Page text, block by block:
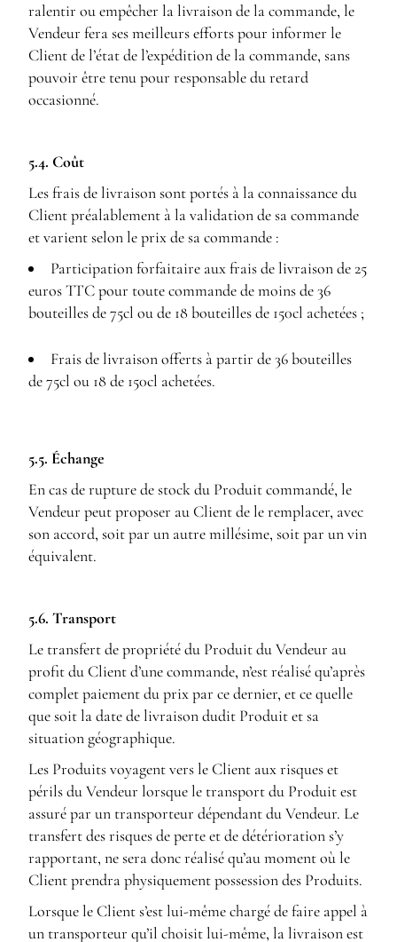
ralentir ou empêcher la livraison de la commande, le
Vendeur fera ses meilleurs efforts pour informer le
Client de l’état de l’expédition de la commande, sans
pouvoir être tenu pour responsable du retard
occasionné.
5.4. Coût
Les frais de livraison sont portés à la connaissance du
Client préalablement à la validation de sa commande
et varient selon le prix de sa commande :
Participation forfaitaire aux frais de livraison de 25
euros TTC pour toute commande de moins de 36
bouteilles de 75cl ou de 18 bouteilles de 150cl achetées ;
Frais de livraison offerts à partir de 36 bouteilles
de 75cl ou 18 de 150cl achetées.
5.5. Échange
En cas de rupture de stock du Produit commandé, le
Vendeur peut proposer au Client de le remplacer, avec
son accord, soit par un autre millésime, soit par un vin
équivalent.
5.6. Transport
Le transfert de propriété du Produit du Vendeur au
profit du Client d’une commande, n’est réalisé qu’après
complet paiement du prix par ce dernier, et ce quelle
que soit la date de livraison dudit Produit et sa
situation géographique.
Les Produits voyagent vers le Client aux risques et
périls du Vendeur lorsque le transport du Produit est
assuré par un transporteur dépendant du Vendeur. Le
transfert des risques de perte et de détérioration s’y
rapportant, ne sera donc réalisé qu’au moment où le
Client prendra physiquement possession des Produits.
Lorsque le Client s’est lui-même chargé de faire appel à
un transporteur qu’il choisit lui-même, la livraison est